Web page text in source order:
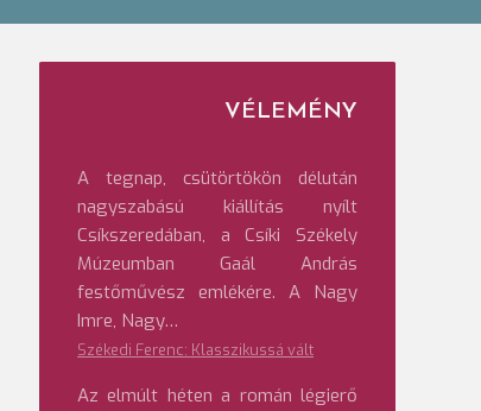
VÉLEMÉNY
A tegnap, csütörtökön délután
nagyszabású kiállítás nyílt
Csíkszeredában, a Csíki Székely
Múzeumban Gaál András
festőművész emlékére. A Nagy
Imre, Nagy…
Székedi Ferenc: Klasszikussá vált
Az elmúlt héten a román légierő